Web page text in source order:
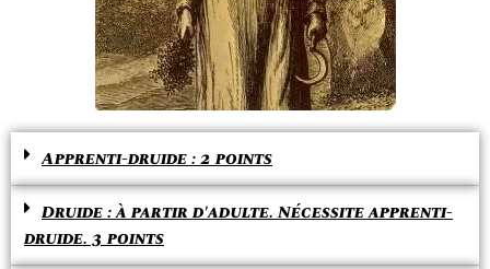
Apprenti-druide : 2 points
Druide : à partir d'adulte. Nécessite apprenti-
druide. 3 points